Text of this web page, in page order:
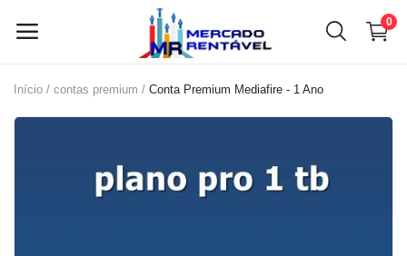
0
Menu principal
Início contas premium Conta Premium Mediafire - 1 Ano